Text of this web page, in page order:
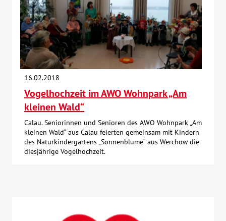
16.02.2018
Vogelhochzeit im AWO Wohnpark „Am
kleinen Wald“
Calau. Seniorinnen und Senioren des AWO Wohnpark „Am
kleinen Wald“ aus Calau feierten gemeinsam mit Kindern
des Naturkindergartens „Sonnenblume“ aus Werchow die
diesjährige Vogelhochzeit.